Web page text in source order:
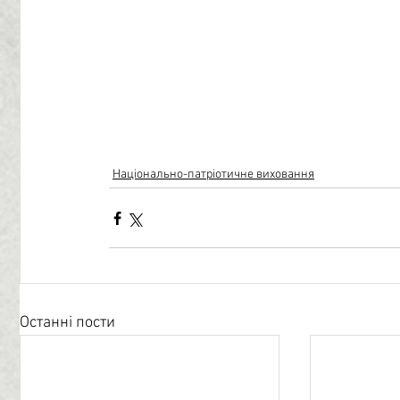
Національно-патріотичне виховання
Останні пости